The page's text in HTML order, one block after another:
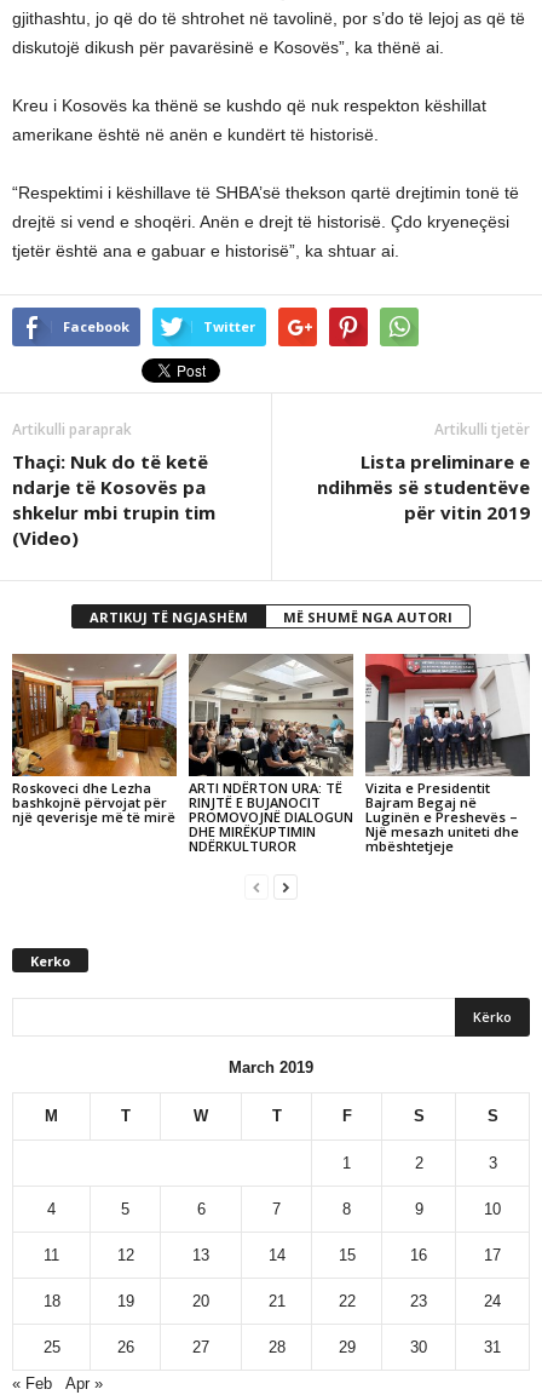
gjithashtu, jo që do të shtrohet në tavolinë, por s’do të lejoj as që të
diskutojë dikush për pavarësinë e Kosovës”, ka thënë ai.
Kreu i Kosovës ka thënë se kushdo që nuk respekton këshillat
amerikane është në anën e kundërt të historisë.
“Respektimi i këshillave të SHBA’së thekson qartë drejtimin tonë të
drejtë si vend e shoqëri. Anën e drejt të historisë. Çdo kryeneçësi
tjetër është ana e gabuar e historisë”, ka shtuar ai.
Facebook Twitter
Artikulli paraprak
Thaçi: Nuk do të ketë
ndarje të Kosovës pa
shkelur mbi trupin tim
(Video)
Artikulli tjetër
Lista preliminare e
ndihmës së studentëve
për vitin 2019
ARTIKUJ TË NGJASHËM MË SHUMË NGA AUTORI
Roskoveci dhe Lezha
bashkojnë përvojat për
një qeverisje më të mirë
ARTI NDËRTON URA: TË
RINJTË E BUJANOCIT
PROMOVOJNË DIALOGUN
DHE MIRËKUPTIMIN
NDËRKULTUROR
Vizita e Presidentit
Bajram Begaj në
Luginën e Preshevës –
Një mesazh uniteti dhe
mbështetjeje
Kerko
March 2019
M T W T F S S
1 2 3
4 5 6 7 8 9 10
11 12 13 14 15 16 17
18 19 20 21 22 23 24
25 26 27 28 29 30
31
« Feb
Apr »